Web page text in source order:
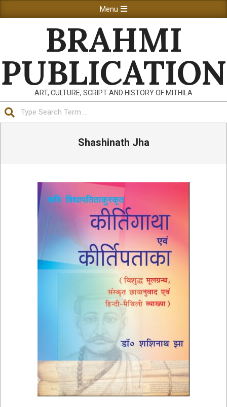
to
Navigation
Menu
BRAHMI
PUBLICATION
ART, CULTURE, SCRIPT AND HISTORY OF MITHILA
Shashinath Jha